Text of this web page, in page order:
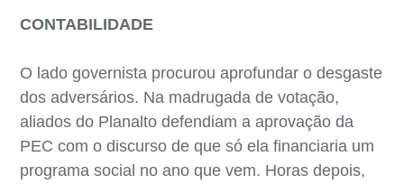
CONTABILIDADE
O lado governista procurou aprofundar o desgaste
dos adversários. Na madrugada de votação,
aliados do Planalto defendiam a aprovação da
PEC com o discurso de que só ela financiaria um
programa social no ano que vem. Horas depois,